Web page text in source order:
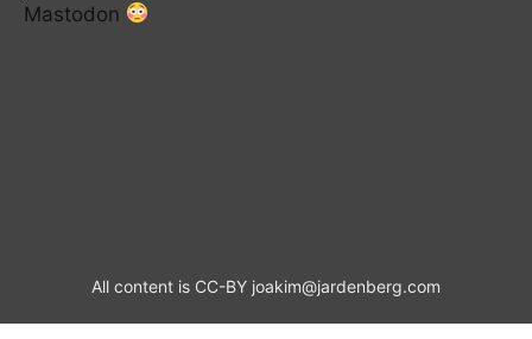
Mastodon
All content is CC-BY joakim@jardenberg.com